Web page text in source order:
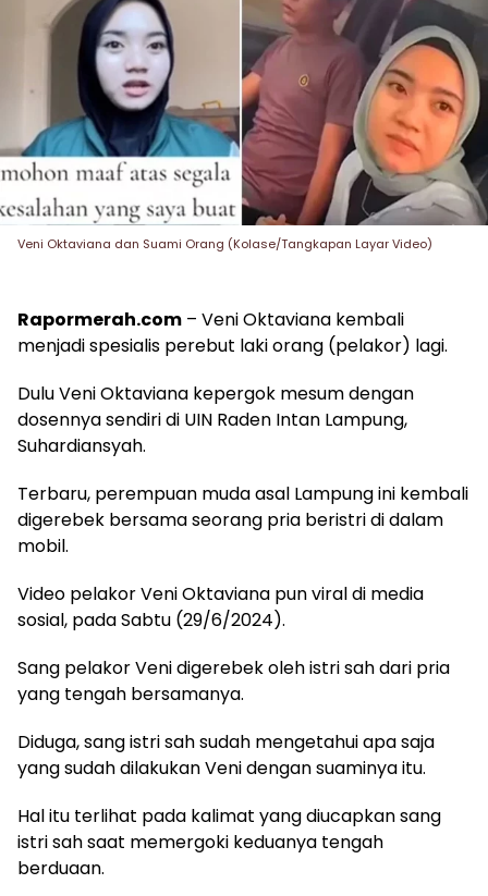
Veni Oktaviana dan Suami Orang (Kolase/Tangkapan Layar Video)
Rapormerah.com – Veni Oktaviana kembali
menjadi spesialis perebut laki orang (pelakor) lagi.
Dulu Veni Oktaviana kepergok mesum dengan
dosennya sendiri di UIN Raden Intan Lampung,
Suhardiansyah.
Terbaru, perempuan muda asal Lampung ini kembali
digerebek bersama seorang pria beristri di dalam
mobil.
Video pelakor Veni Oktaviana pun viral di media
sosial, pada Sabtu (29/6/2024).
Sang pelakor Veni digerebek oleh istri sah dari pria
yang tengah bersamanya.
Diduga, sang istri sah sudah mengetahui apa saja
yang sudah dilakukan Veni dengan suaminya itu.
Hal itu terlihat pada kalimat yang diucapkan sang
istri sah saat memergoki keduanya tengah
berduaan.